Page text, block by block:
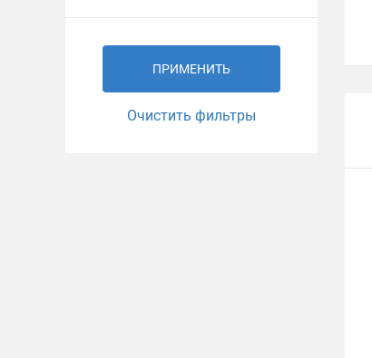
ПРИМЕНИТЬ
Очистить фильтры